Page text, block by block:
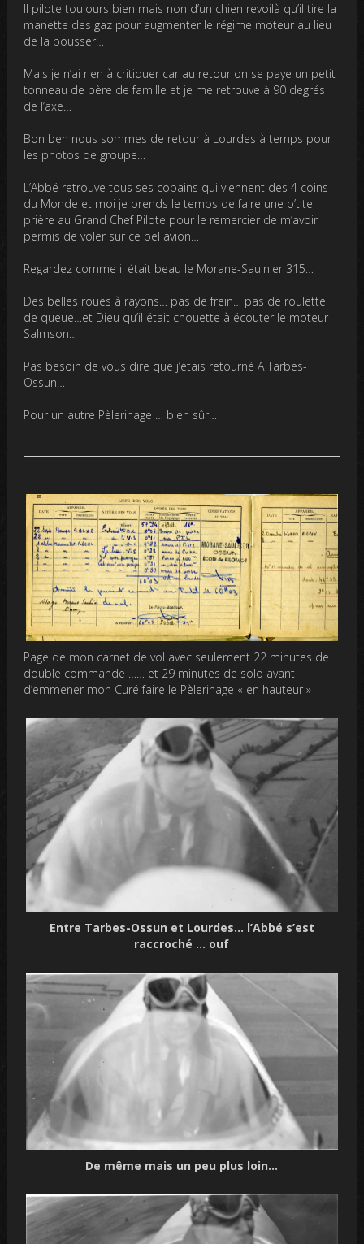
Il pilote toujours bien mais non d’un chien revoilà qu’il tire la
manette des gaz pour augmenter le régime moteur au lieu
de la pousser…
Mais je n’ai rien à critiquer car au retour on se paye un petit
tonneau de père de famille et je me retrouve à 90 degrés
de l’axe…
Bon ben nous sommes de retour à Lourdes à temps pour
les photos de groupe…
L’Abbé retrouve tous ses copains qui viennent des 4 coins
du Monde et moi je prends le temps de faire une p’tite
prière au Grand Chef Pilote pour le remercier de m’avoir
permis de voler sur ce bel avion…
Regardez comme il était beau le Morane-Saulnier 315…
Des belles roues à rayons… pas de frein… pas de roulette
de queue…et Dieu qu’il était chouette à écouter le moteur
Salmson…
Pas besoin de vous dire que j’étais retourné A Tarbes-
Ossun…
Pour un autre Pèlerinage … bien sûr…
Page de mon carnet de vol avec seulement 22 minutes de
double commande …… et 29 minutes de solo avant
d’emmener mon Curé faire le Pèlerinage « en hauteur »
Entre Tarbes-Ossun et Lourdes… l’Abbé s’est
raccroché … ouf
De même mais un peu plus loin…